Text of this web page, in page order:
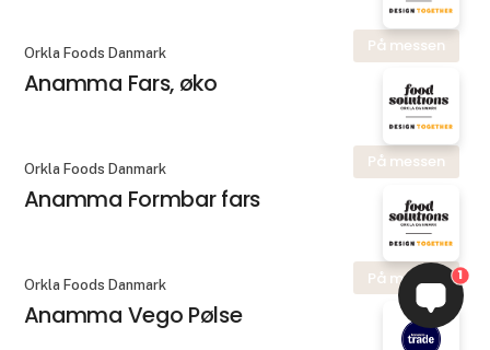
På messen
Orkla Foods Danmark
Anamma Fars, øko
På messen
Orkla Foods Danmark
Anamma Formbar fars
På messen
Orkla Foods Danmark
Anamma Vego Pølse
1